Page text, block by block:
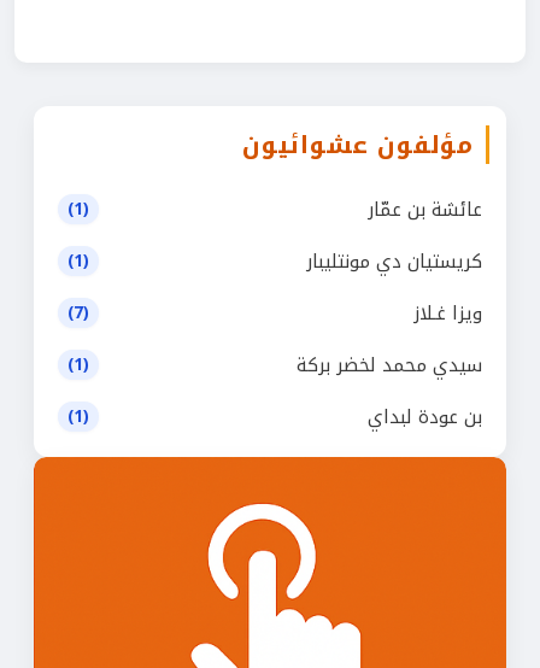
مؤلفون عشوائيون
عائشة بن عمّار (1)
كريستيان دي مونتليبار (1)
ويزا غـلاز (7)
سيدي محمد لخضر بركة (1)
بن عودة لبداي (1)